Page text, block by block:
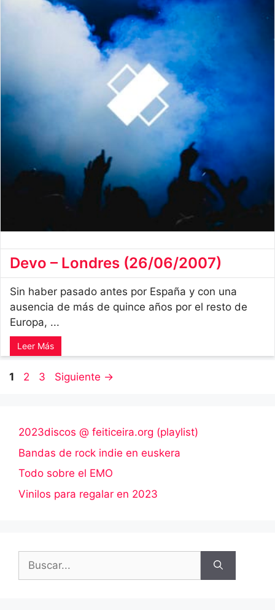
Devo – Londres (26/06/2007)
Sin haber pasado antes por España y con una
ausencia de más de quince años por el resto de
Europa, ...
Leer Más
Página
1 Página
2 Página
3 Siguiente →
2023discos @ feiticeira.org (playlist)
Bandas de rock indie en euskera
Todo sobre el EMO
Vinilos para regalar en 2023